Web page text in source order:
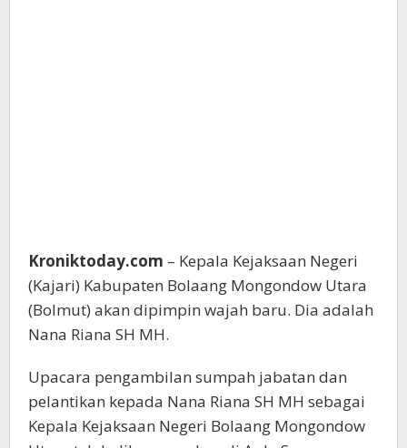
Kroniktoday.com – Kepala Kejaksaan Negeri
(Kajari) Kabupaten Bolaang Mongondow Utara
(Bolmut) akan dipimpin wajah baru. Dia adalah
Nana Riana SH MH.
Upacara pengambilan sumpah jabatan dan
pelantikan kepada Nana Riana SH MH sebagai
Kepala Kejaksaan Negeri Bolaang Mongondow